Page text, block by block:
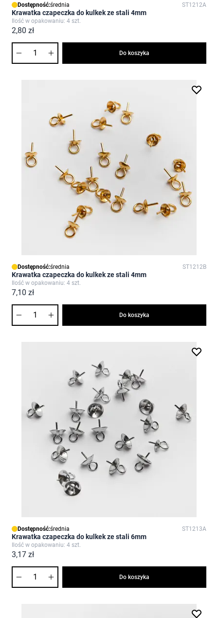
Dostępność:średnia ST1212A
Krawatka czapeczka do kulkek ze stali 4mm
Ilość w opakowaniu: 4 szt.
2,80 zł
Do koszyka
Dostępność:średnia ST1212B
Krawatka czapeczka do kulkek ze stali 4mm
Ilość w opakowaniu: 4 szt.
7,10 zł
Do koszyka
Dostępność:średnia ST1213A
Krawatka czapeczka do kulkek ze stali 6mm
Ilość w opakowaniu: 4 szt.
3,17 zł
Do koszyka